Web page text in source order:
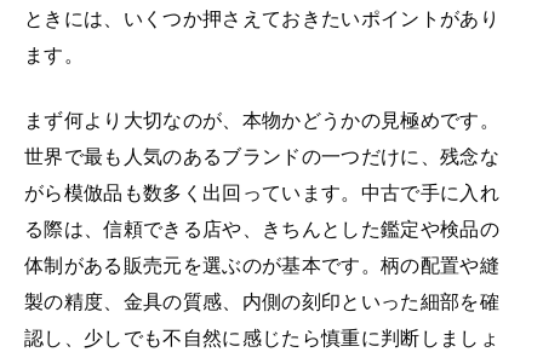
ときには、いくつか押さえておきたいポイントがあり
ます。
まず何より大切なのが、本物かどうかの見極めです。
世界で最も人気のあるブランドの一つだけに、残念な
がら模倣品も数多く出回っています。中古で手に入れ
る際は、信頼できる店や、きちんとした鑑定や検品の
体制がある販売元を選ぶのが基本です。柄の配置や縫
製の精度、金具の質感、内側の刻印といった細部を確
認し、少しでも不自然に感じたら慎重に判断しましょ